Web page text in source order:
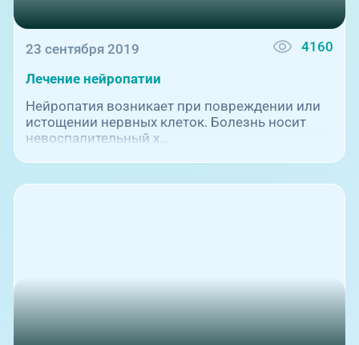
23 сентября 2019 4160
Лечение нейропатии
Нейропатия возникает при повреждении или
истощении нервных клеток. Болезнь носит
невоспалительный х...